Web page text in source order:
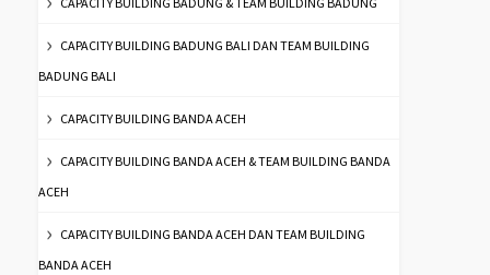
CAPACITY BUILDING BADUNG BALI DAN TEAM BUILDING
BADUNG BALI
CAPACITY BUILDING BANDA ACEH
CAPACITY BUILDING BANDA ACEH & TEAM BUILDING BANDA
ACEH
CAPACITY BUILDING BANDA ACEH DAN TEAM BUILDING
BANDA ACEH